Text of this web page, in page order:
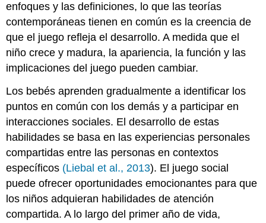
enfoques y las definiciones, lo que las teorías
contemporáneas tienen en común es la creencia de
que el juego refleja el desarrollo. A medida que el
niño crece y madura, la apariencia, la función y las
implicaciones del juego pueden cambiar.
Los bebés aprenden gradualmente a identificar los
puntos en común con los demás y a participar en
interacciones sociales. El desarrollo de estas
habilidades se basa en las experiencias personales
compartidas entre las personas en contextos
específicos (Liebal et al., 2013). El juego social
puede ofrecer oportunidades emocionantes para que
los niños adquieran habilidades de atención
compartida. A lo largo del primer año de vida,